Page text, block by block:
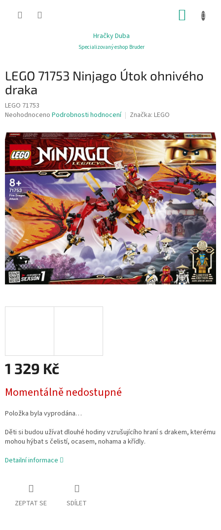
Hračky Duba
Specializovaný eshop Bruder
LEGO 71753 Ninjago Útok ohnivého
draka
LEGO 71753
Průměrné
produktu
je
0,0
z
5
hvězdiček.
Neohodnoceno Podrobnosti hodnocení Značka: LEGO
1 329 Kč
cena:
Momentálně nedostupné
Položka byla vyprodána…
Děti si budou užívat dlouhé hodiny vzrušujícího hraní s drakem, kterému
mohou hýbat s čelistí, ocasem, nohama a křídly.
Detailní informace
ZEPTAT SE SDÍLET